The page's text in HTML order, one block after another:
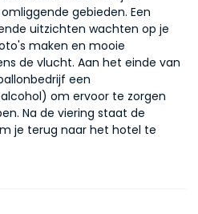
gebieden. Een
uitzichten wachten op je
maken en mooie
de vlucht. Aan het einde van
een
om ervoor te zorgen
Na de viering staat de
je terug naar het hotel te